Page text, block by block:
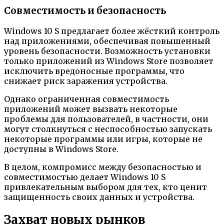
Совместимость и безопасность
Windows 10 S предлагает более жёсткий контроль
над приложениями, обеспечивая повышенный
уровень безопасности. Возможность установки
только приложений из Windows Store позволяет
исключить вредоносные программы, что
снижает риск заражения устройства.
Однако ограниченная совместимость
приложений может вызвать некоторые
проблемы для пользователей, в частности, они
могут столкнуться с неспособностью запускать
некоторые программы или игры, которые не
доступны в Windows Store.
В целом, компромисс между безопасностью и
совместимостью делает Windows 10 S
привлекательным выбором для тех, кто ценит
защищенность своих данных и устройства.
Захват новых рынков